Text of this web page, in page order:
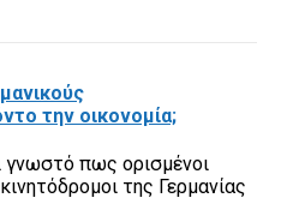
την οικονομία;
γνωστό πως ορισμένοι
της Γερμανίας